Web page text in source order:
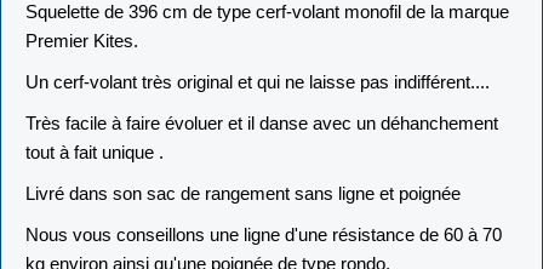
Squelette de 396 cm de type cerf-volant monofil de la marque
Premier Kites.
Un cerf-volant très original et qui ne laisse pas indifférent....
Très facile à faire évoluer et il danse avec un déhanchement
tout à fait unique .
Livré dans son sac de rangement sans ligne et poignée
Nous vous conseillons une ligne d'une résistance de 60 à 70
kg environ ainsi qu'une poignée de type rondo.